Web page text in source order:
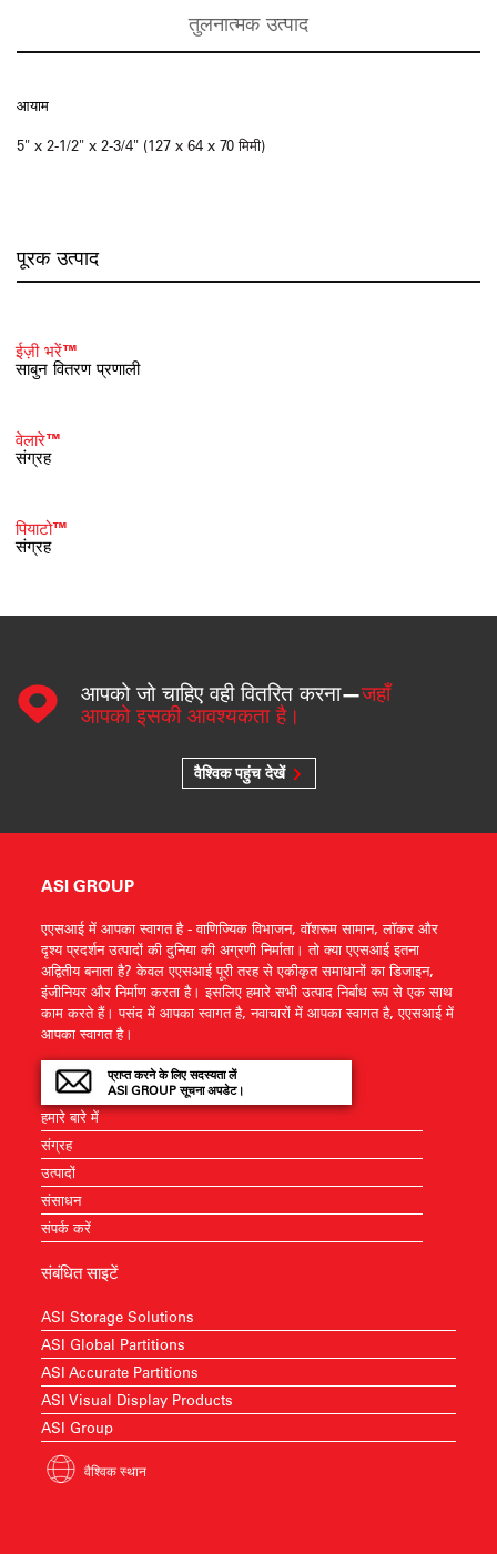
तुलनात्मक उत्पाद
आयाम
5" x 2-1/2" x 2-3/4" (127 x 64 x 70 मिमी)
पूरक उत्पाद
ईज़ी भरें™
साबुन वितरण प्रणाली
वेलारे™
संग्रह
पियाटो™
संग्रह
आपको जो चाहिए वही वितरित करना—जहाँ
आपको इसकी आवश्यकता है।
वैश्विक पहुंच देखें
ASI GROUP
एएसआई में आपका स्वागत है - वाणिज्यिक विभाजन, वॉशरूम सामान, लॉकर और
दृश्य प्रदर्शन उत्पादों की दुनिया की अग्रणी निर्माता। तो क्या एएसआई इतना
अद्वितीय बनाता है? केवल एएसआई पूरी तरह से एकीकृत समाधानों का डिजाइन,
इंजीनियर और निर्माण करता है। इसलिए हमारे सभी उत्पाद निर्बाध रूप से एक साथ
काम करते हैं। पसंद में आपका स्वागत है, नवाचारों में आपका स्वागत है, एएसआई में
आपका स्वागत है।
प्राप्त करने के लिए सदस्यता लें
ASI GROUP सूचना अपडेट।
हमारे बारे में
संग्रह
उत्पादों
संसाधन
संपर्क करें
संबंधित साइटें
ASI Storage Solutions
ASI Global Partitions
ASI Accurate Partitions
ASI Visual Display Products
ASI Group
वैश्विक स्थान